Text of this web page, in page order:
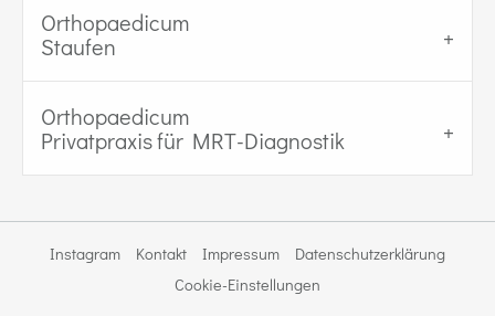
Orthopaedicum
Staufen
Orthopaedicum
Privatpraxis für MRT-Diagnostik
Instagram Kontakt Impressum
Datenschutzerklärung
Cookie-Einstellungen